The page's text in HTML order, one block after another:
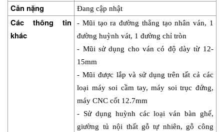
Cân nặng Đang cập nhật
Các thông tin
khác
- Mũi tạo ra đường thẳng tạo nhân ván, 1
đường huỳnh vát, 1 đường chỉ tròn
- Mũi sử dụng cho ván có độ dày từ 12-
15mm
- Mũi được lắp và sử dụng trên tất cả các
loại máy soi cầm tay, máy soi trục đứng,
máy CNC cốt 12.7mm
- Sử dụng huỳnh các loại ván bàn ghế,
giường tủ nội thất gỗ tự nhiên, gỗ công